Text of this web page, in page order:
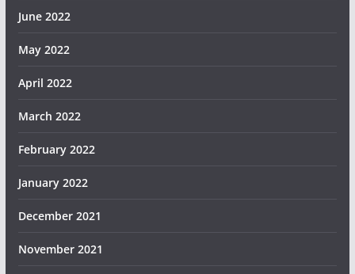
June 2022
May 2022
April 2022
March 2022
February 2022
January 2022
December 2021
November 2021